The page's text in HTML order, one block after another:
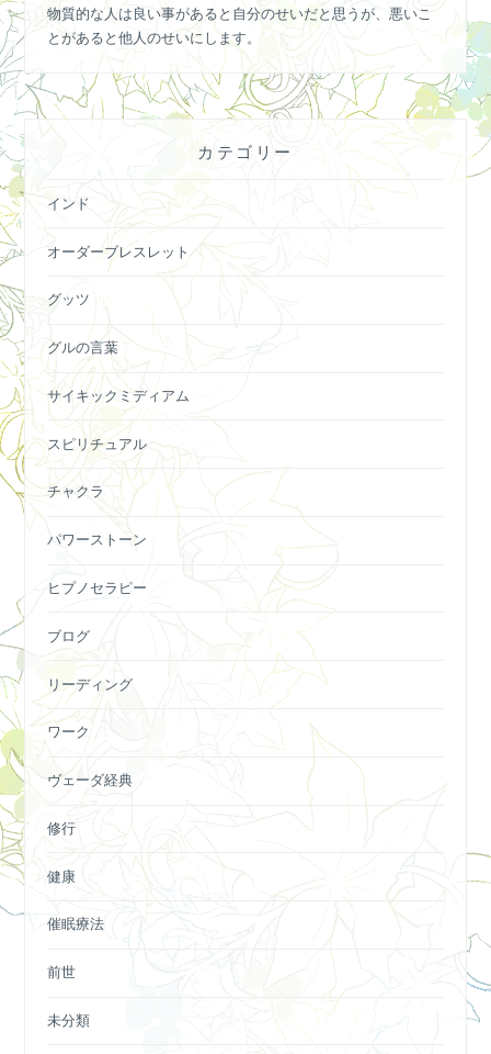
物質的な人は良い事があると自分のせいだと思うが、悪いこ
とがあると他人のせいにします。
カテゴリー
インド
オーダーブレスレット
グッツ
グルの言葉
サイキックミディアム
スピリチュアル
チャクラ
パワーストーン
ヒプノセラピー
ブログ
リーディング
ワーク
ヴェーダ経典
修行
健康
催眠療法
前世
未分類